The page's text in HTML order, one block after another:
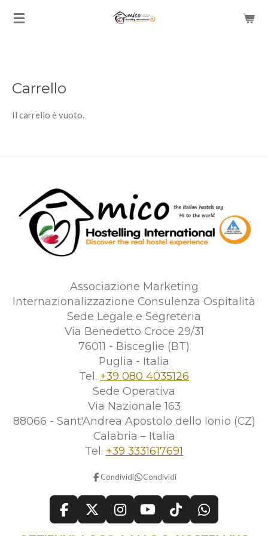
Vai
Carrello
Il carrello è vuoto.
Associazione Marketing
Internazionalizzazione Consulenza Ospitalità
Sede Legale e Segreteria
Via Benedetto Croce 29/31
76011 - Bisceglie (BT)
Puglia - Italia
Tel. +39 080 4035126
Sede Operativa
Via Nazionale 163
88066 - Sant'Andrea Apostolo dello Ionio (CZ)
Calabria – Italia
Tel. +39 3331617691
Condividi Condividi
F
a
X
I
n
Y
o
T
i
W
h